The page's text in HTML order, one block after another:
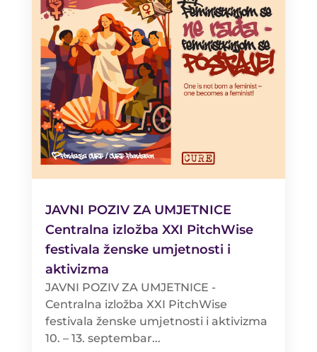
JAVNI POZIV ZA UMJETNICE
Centralna izložba XXI PitchWise
festivala ženske umjetnosti i
aktivizma
JAVNI POZIV ZA UMJETNICE -
Centralna izložba XXI PitchWise
festivala ženske umjetnosti i aktivizma
10. – 13. septembar...